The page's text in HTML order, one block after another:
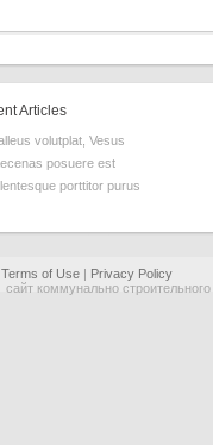
Articles
volutplat, Vesus
posuere est
porttitor purus
Terms of Use| Privacy Policy
сайт коммунально